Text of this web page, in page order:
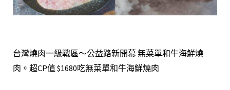
台灣燒肉一級戰區～公益路新開幕 無菜單和牛海鮮燒
肉。超CP值 $1680吃無菜單和牛海鮮燒肉